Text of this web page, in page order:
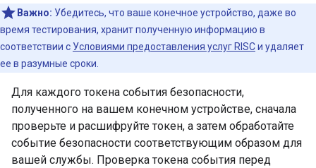
Важно: Убедитесь, что ваше конечное устройство, даже во
время тестирования, хранит полученную информацию в
соответствии с Условиями предоставления услуг RISCи удаляет
ее в разумные сроки.
Для каждого токена события безопасности,
полученного на вашем конечном устройстве, сначала
проверьте и расшифруйте токен, а затем обработайте
событие безопасности соответствующим образом для
вашей службы. Проверка токена события перед